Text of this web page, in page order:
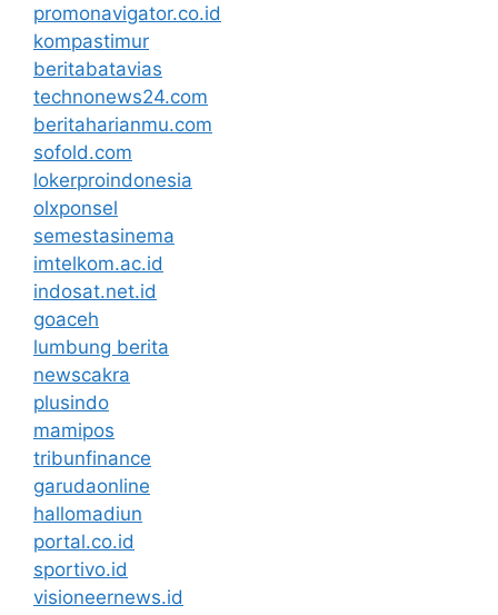
promonavigator.co.id
kompastimur
beritabatavias
technonews24.com
beritaharianmu.com
sofold.com
lokerproindonesia
olxponsel
semestasinema
imtelkom.ac.id
indosat.net.id
goaceh
lumbung berita
newscakra
plusindo
mamipos
tribunfinance
garudaonline
hallomadiun
portal.co.id
sportivo.id
visioneernews.id